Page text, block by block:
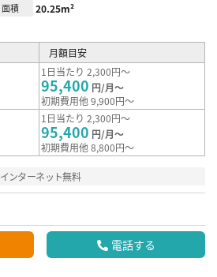
面積 20.25m²
月額目安
1日当たり 2,300円～
95,400 円/月～
初期費用他 9,900円～
1日当たり 2,300円～
95,400 円/月～
初期費用他 8,800円～
インターネット無料
電話する